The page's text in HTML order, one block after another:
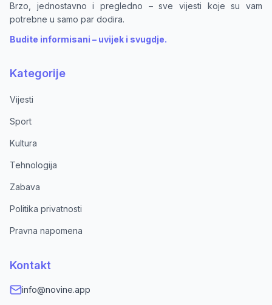
Brzo, jednostavno i pregledno – sve vijesti koje su vam
potrebne u samo par dodira.
Budite informisani – uvijek i svugdje.
Kategorije
Vijesti
Sport
Kultura
Tehnologija
Zabava
Politika privatnosti
Pravna napomena
Kontakt
info@novine.app